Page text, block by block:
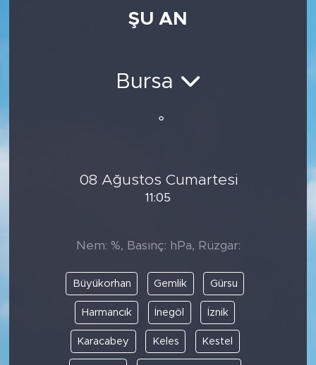
ŞU AN
Bursa
°
08 Ağustos Cumartesi
11:05
Nem: %, Basınç: hPa, Rüzgar:
Büyükorhan Gemlik Gürsu
Harmancık İnegöl İznik
Karacabey Keles Kestel
Köşe Yazarları
Manşet
Ulusal Son Dakika Haberleri